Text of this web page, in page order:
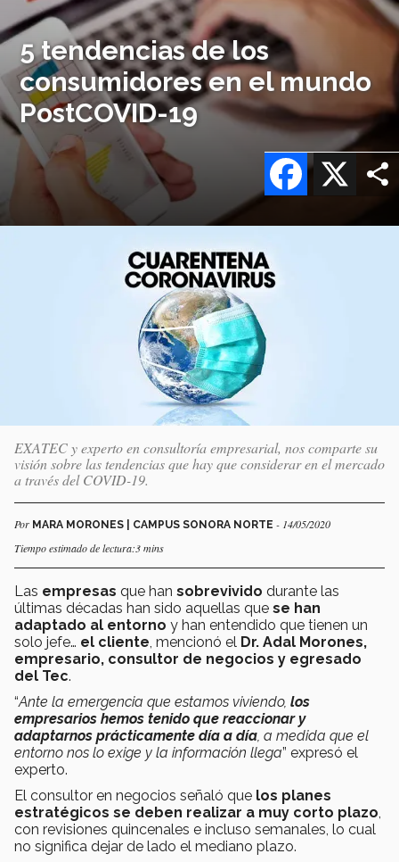
5 tendencias de los
consumidores en el mundo
PostCOVID-19
X
Facebook
EXATEC y experto en consultoría empresarial, nos comparte su
visión sobre las tendencias que hay que considerar en el mercado
a través del COVID-19.
Por MARA MORONES | CAMPUS SONORA NORTE - 14/05/2020
Tiempo estimado de lectura:3 mins
Las empresas que han sobrevivido durante las
últimas décadas han sido aquellas que se han
adaptado al entorno y han entendido que tienen un
solo jefe… el cliente , mencionó el Dr. Adal Morones,
empresario, consultor de negocios y egresado
del Tec.
“Ante la emergencia que estamos viviendo, los
empresarios hemos tenido que reaccionar y
adaptarnos prácticamente día a día , a medida que el
entorno nos lo exige y la información llega” expresó el
experto.
El consultor en negocios señaló que los planes
estratégicos se deben realizar a muy corto plazo
con revisiones quincenales e incluso semanales, lo cual
no significa dejar de lado el mediano plazo.